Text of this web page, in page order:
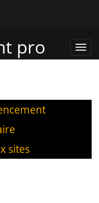
Pro,
pro
sites